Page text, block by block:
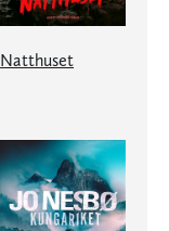
Natthuset